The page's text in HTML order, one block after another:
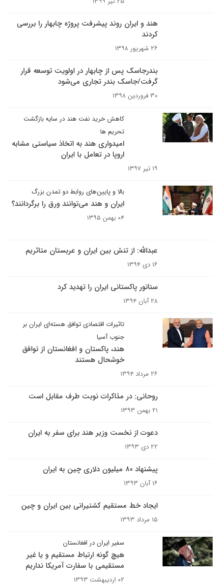
هند و ایران روند پیشرفت پروژه چابهار را بررسی
کردند
۲۶ شهریور ۱۳۹۸
بندرجاسک پس از چابهار در اولویت توسعه قرار
گرفت/جاسک‌ بندر تجاری می‌شود‌
۳۰ فروردین ۱۳۹۸
کاهش خرید نفت هند در سایه بازگشت
تحریم ها
امیدواری هند به اتخاذ سیاستی مشابه
اروپا در تعامل با ایران
۱۹ تیر ۱۳۹۷
بالا و پایین‌های روابط دو تمدن بزرگ
ایران و هند می‌‌توانند ورق را برگردانند؟
۰۴ بهمن ۱۳۹۵
عبدالله: از تنش بین ایران و عربستان متاثریم
۱۶ دی ۱۳۹۴
سناتور پاکستانی ایران را تهدید کرد
۲۸ آبان ۱۳۹۴
تاثیرات اقتصادی توافق هسته‌ای ایران بر
جنوب آسیا
هند، پاکستان و افغانستان از توافق
خوشحال هستند
۲۶ مرداد ۱۳۹۴
روحانی: در مذاکرات نوبت طرف مقابل است
۲۱ بهمن ۱۳۹۳
دعوت از نخست وزیر هند برای سفر به ایران
۲۲ دی ۱۳۹۳
پیشنهاد ۸۰ میلیون دلاری چین به ایران
۱۶ آبان ۱۳۹۳
ایجاد خط مستقیم کشتیرانی بین ایران و چین
۱۵ مرداد ۱۳۹۳
سفیر ایران در افغانستان
هیچ گونه ارتباط مستقیم و یا غیر
مستقیمی با سفارت آمریکا نداریم
۰۲ اردیبهشت ۱۳۹۳